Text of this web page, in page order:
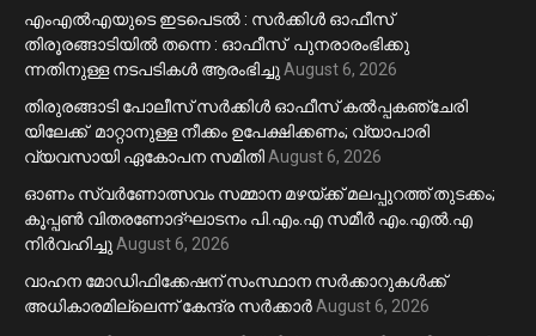
എംഎൽഎയുടെ ഇടപെടൽ : സര്‍ക്കിള്‍ ഓഫീസ്
തിരൂരങ്ങാടിയിൽ തന്നെ : ഓഫീസ് പുനരാരംഭിക്കു
ന്നതിനുള്ള നടപടികൾ ആരംഭിച്ചുAugust 6, 2026
തിരുരങ്ങാടി പോലീസ് സർക്കിൾ ഓഫീസ് കൽപ്പകഞ്ചേരി
യിലേക്ക് മാറ്റാനുള്ള നീക്കം ഉപേക്ഷിക്കണം; വ്യാപാരി
വ്യവസായി ഏകോപന സമിതിAugust 6, 2026
ഓണം സ്വർണോത്സവം സമ്മാന മഴയ്ക്ക് മലപ്പുറത്ത് തുടക്കം;
കൂപ്പൺ വിതരണോദ്ഘാടനം പി.എം.എ സമീർ എം.എൽ.എ
നിർവഹിച്ചുAugust 6, 2026
വാഹന മോഡിഫിക്കേഷന് സംസ്ഥാന സർക്കാറുകൾക്ക്
അധികാരമില്ലെന്ന് കേന്ദ്ര സർക്കാർAugust 6, 2026